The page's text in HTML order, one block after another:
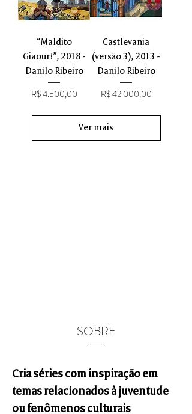
“Maldito
Giaour!”, 2018 -
Danilo Ribeiro
Preço
R$ 4.500,00
Castlevania
(versão 3), 2013 -
Danilo Ribeiro
Preço
R$ 42.000,00
Ver mais
SOBRE
Cria séries com inspiração em
temas relacionados à juventude
ou fenômenos culturais